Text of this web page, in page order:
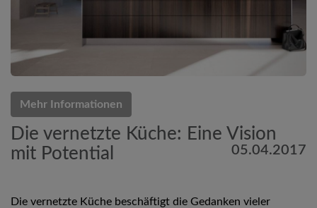
Mehr Informationen
Die vernetzte Küche: Eine Vision
mit Potential
05.04.2017
Die vernetzte Küche beschäftigt die Gedanken vieler